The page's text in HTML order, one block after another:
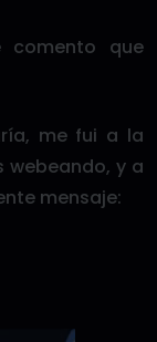
comento que
me fui a la
webeando, y a
mensaje: